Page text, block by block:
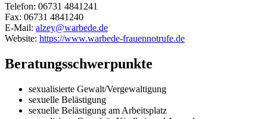
Telefon: 06731 4841241
Fax: 06731 4841240
E-Mail: alzey@warbede.de
Website: https://www.warbede-frauennotrufe.de
Beratungsschwerpunkte
sexualisierte Gewalt/Vergewaltigung
sexuelle Belästigung
sexuelle Belästigung am Arbeitsplatz